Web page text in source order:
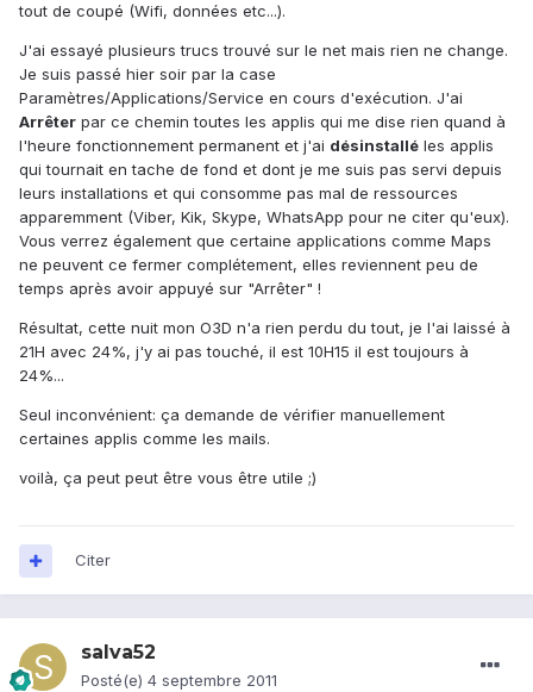
tout de coupé (Wifi, données etc...).
J'ai essayé plusieurs trucs trouvé sur le net mais rien ne change.
Je suis passé hier soir par la case
Paramètres/Applications/Service en cours d'exécution. J'ai
Arrêter par ce chemin toutes les applis qui me dise rien quand à
l'heure fonctionnement permanent et j'ai désinstallé les applis
qui tournait en tache de fond et dont je me suis pas servi depuis
leurs installations et qui consomme pas mal de ressources
apparemment (Viber, Kik, Skype, WhatsApp pour ne citer qu'eux).
Vous verrez également que certaine applications comme Maps
ne peuvent ce fermer complétement, elles reviennent peu de
temps après avoir appuyé sur "Arrêter" !
Résultat, cette nuit mon O3D n'a rien perdu du tout, je l'ai laissé à
21H avec 24%, j'y ai pas touché, il est 10H15 il est toujours à
24%...
Seul inconvénient: ça demande de vérifier manuellement
certaines applis comme les mails.
voilà, ça peut peut être vous être utile ;)
Citer
salva52
Posté(e) 4 septembre 2011